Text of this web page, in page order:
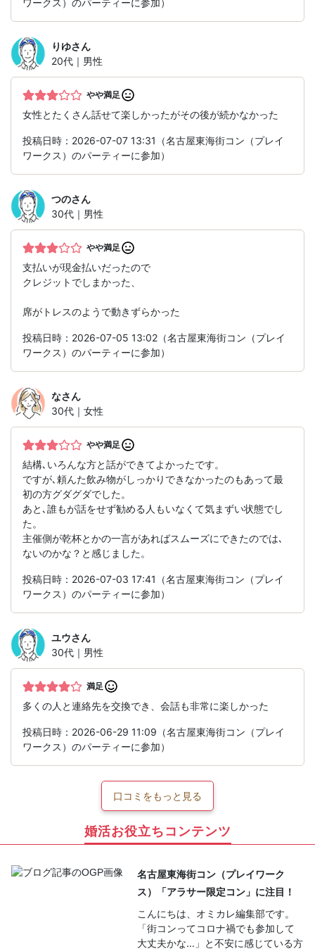
ワークス）のパーティーに参加）
りゆさん
20代｜男性
やや満足
女性とたくさん話せて楽しかったがその後が続かなかった
投稿日時：2026-07-07 13:31（名古屋東海街コン（プレイ
ワークス）のパーティーに参加）
つのさん
30代｜男性
やや満足
支払いが現金払いだったので
クレジットでしまかった、
席がトレスのようで動きずらかった
投稿日時：2026-07-05 13:02（名古屋東海街コン（プレイ
ワークス）のパーティーに参加）
なさん
30代｜女性
やや満足
結構､いろんな方と話ができてよかったです。
ですが､頼んた飲み物がしっかりできなかったのもあって最
初の方グダグダでした。
あと､誰もが話をせず勧める人もいなくて気まずい状態でし
た。
主催側が乾杯とかの一言があればスムーズにできたのでは､
ないのかな？と感じました。
投稿日時：2026-07-03 17:41（名古屋東海街コン（プレイ
ワークス）のパーティーに参加）
ユウさん
30代｜男性
満足
多くの人と連絡先を交換でき、会話も非常に楽しかった
投稿日時：2026-06-29 11:09（名古屋東海街コン（プレイ
ワークス）のパーティーに参加）
口コミをもっと見る
婚活お役立ちコンテンツ
名古屋東海街コン（プレイワーク
ス）「アラサー限定コン」に注目！
こんにちは、オミカレ編集部です。
「街コンってコロナ禍でも参加して
大丈夫かな…」と不安に感じている方